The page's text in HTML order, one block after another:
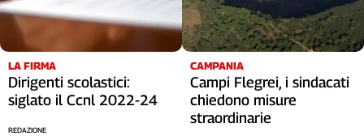
LA FIRMA
Dirigenti scolastici:
siglato il Ccnl 2022-24
REDAZIONE
CAMPANIA
Campi Flegrei, i sindacati
chiedono misure
straordinarie